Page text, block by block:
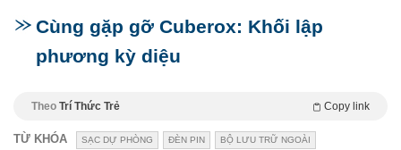
Cùng gặp gỡ Cuberox: Khối lập
phương kỳ diệu
Theo Trí Thức Trẻ Copy link
TỪ KHÓA SẠC DỰ PHÒNG ĐÈN PIN BỘ LƯU TRỮ NGOÀI